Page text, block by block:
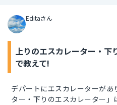
Editaさん
上りのエスカレーター・下
で教えて!
デパートにエスカレーターが
ター・下りのエスカレーター